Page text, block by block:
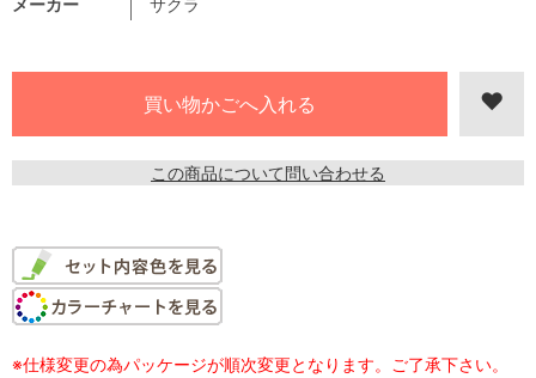
メーカー サクラ
この商品について問い合わせる
※仕様変更の為パッケージが順次変更となります。ご了承下さい。